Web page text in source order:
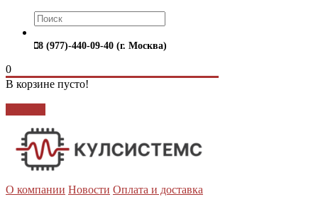
8 (977)-440-09-40 (г. Москва)
0
В корзине пусто!
О компании Новости Оплата и доставка